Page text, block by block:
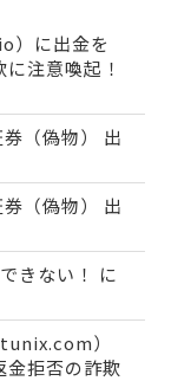
）に出金を
注意喚起！
（偽物） 出
（偽物） 出
きない！
に
）
拒否の詐欺